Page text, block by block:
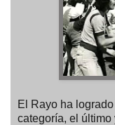
El Rayo ha
categoría, el último